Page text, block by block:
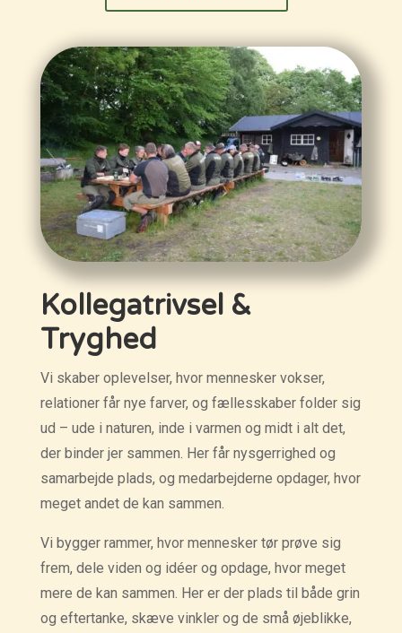
Kollegatrivsel &
Tryghed
Vi skaber oplevelser, hvor mennesker vokser,
relationer får nye farver, og fællesskaber folder sig
ud – ude i naturen, inde i varmen og midt i alt det,
der binder jer sammen. Her får nysgerrighed og
samarbejde plads, og medarbejderne opdager, hvor
meget andet de kan sammen.
Vi bygger rammer, hvor mennesker tør prøve sig
frem, dele viden og idéer og opdage, hvor meget
mere de kan sammen. Her er der plads til både grin
og eftertanke, skæve vinkler og de små øjeblikke,